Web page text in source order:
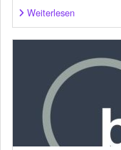
Weiterlesen